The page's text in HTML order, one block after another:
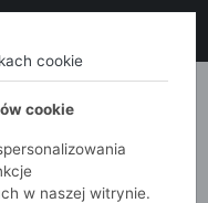
cookie
cookie
w naszej witrynie.